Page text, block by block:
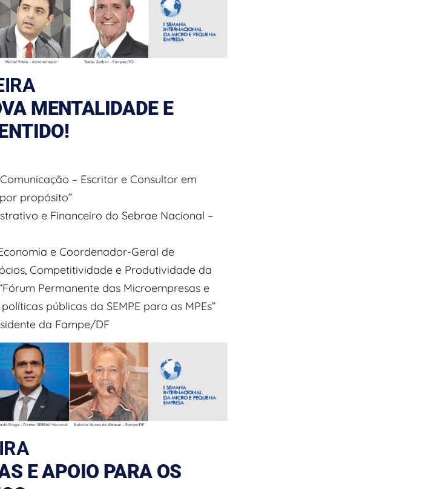
MENTALIDADE E
– Escritor e Consultor em
propósito”
e Financeiro do Sebrae Nacional –
e Coordenador-Geral de
Competitividade e Produtividade da
Permanente das Microempresas e
públicas da SEMPE para as MPEs”
da Fampe/DF
E APOIO PARA OS